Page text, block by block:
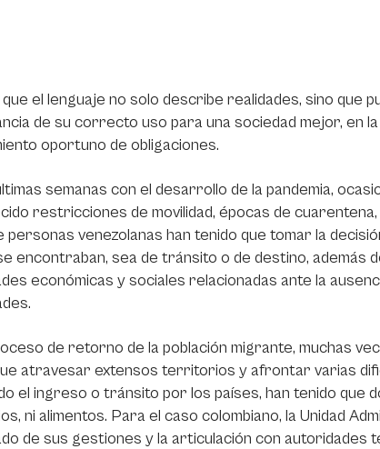
que el lenguaje no solo describe realidades, sino que
de su correcto uso para una sociedad mejor, en
oportuno de obligaciones.
semanas con el desarrollo de la pandemia,
restricciones de movilidad, épocas de
personas venezolanas han tenido que tomar la
encontraban, sea de tránsito o de destino, además
económicas y sociales relacionadas ante la
de retorno de la población migrante, muchas
atravesar extensos territorios y afrontar varias
el ingreso o tránsito por los países, han tenido que
ni alimentos. Para el caso colombiano, la Unidad
de sus gestiones y la articulación con autoridades